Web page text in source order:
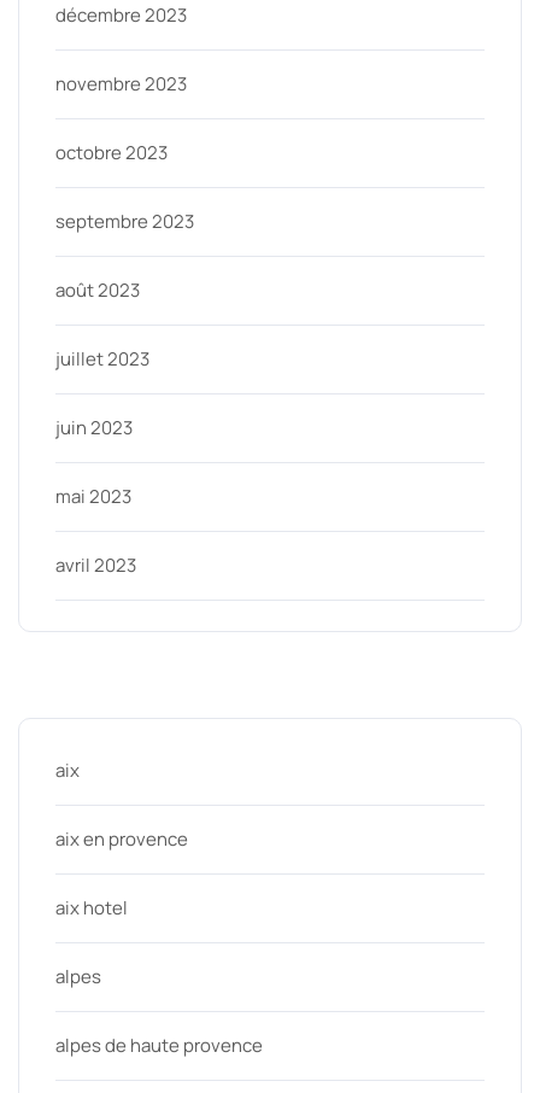
décembre 2023
novembre 2023
octobre 2023
septembre 2023
août 2023
juillet 2023
juin 2023
mai 2023
avril 2023
aix
aix en provence
aix hotel
alpes
alpes de haute provence